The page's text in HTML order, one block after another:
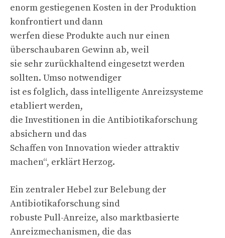
enorm gestiegenen Kosten in der Produktion
konfrontiert und dann
werfen diese Produkte auch nur einen
überschaubaren Gewinn ab, weil
sie sehr zurückhaltend eingesetzt werden
sollten. Umso notwendiger
ist es folglich, dass intelligente Anreizsysteme
etabliert werden,
die Investitionen in die Antibiotikaforschung
absichern und das
Schaffen von Innovation wieder attraktiv
machen“, erklärt Herzog.
Ein zentraler Hebel zur Belebung der
Antibiotikaforschung sind
robuste Pull-Anreize, also marktbasierte
Anreizmechanismen, die das